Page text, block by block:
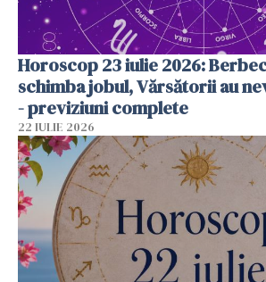
Horoscop 23 iulie 2026:
schimba jobul, Vărsătorii au
- previziuni complete
22 IULIE 2026